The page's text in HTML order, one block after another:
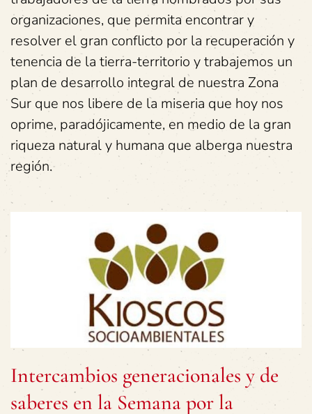
organizaciones, que permita encontrar y
resolver el gran conflicto por la recuperación y
tenencia de la tierra-territorio y trabajemos un
plan de desarrollo integral de nuestra Zona
Sur que nos libere de la miseria que hoy nos
oprime, paradójicamente, en medio de la gran
riqueza natural y humana que alberga nuestra
región.
Intercambios generacionales y de
saberes en la Semana por la